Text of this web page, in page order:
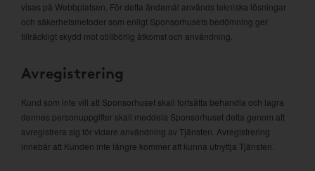
visas på Webbplatsen. För detta ändamål används tekniska lösningar
och säkerhetsmetoder som enligt Sponsorhusets bedömning ger
tillräckligt skydd mot otillbörlig åtkomst och användning.
Avregistrering
Kund som inte vill att Sponsorhuset skall fortsätta behandla och lagra
dennes personuppgifter skall meddela Sponsorhuset detta genom att
avregistrera sig för vidare användning av Tjänsten. Avregistrering
innebär att Kunden inte längre kommer att kunna utnyttja Tjänsten.